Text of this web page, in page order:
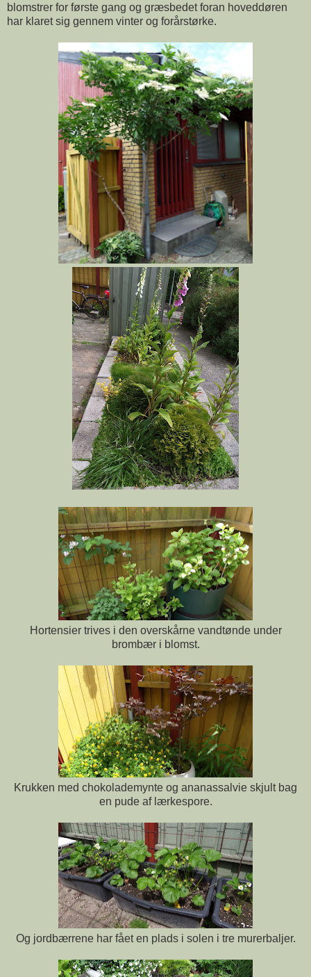
blomstrer for første gang og græsbedet foran hoveddøren
har klaret sig gennem vinter og forårstørke.
Hortensier trives i den overskårne vandtønde under
brombær i blomst.
Krukken med chokolademynte og ananassalvie skjult bag
en pude af lærkespore.
Og jordbærrene har fået en plads i solen i tre murerbaljer.